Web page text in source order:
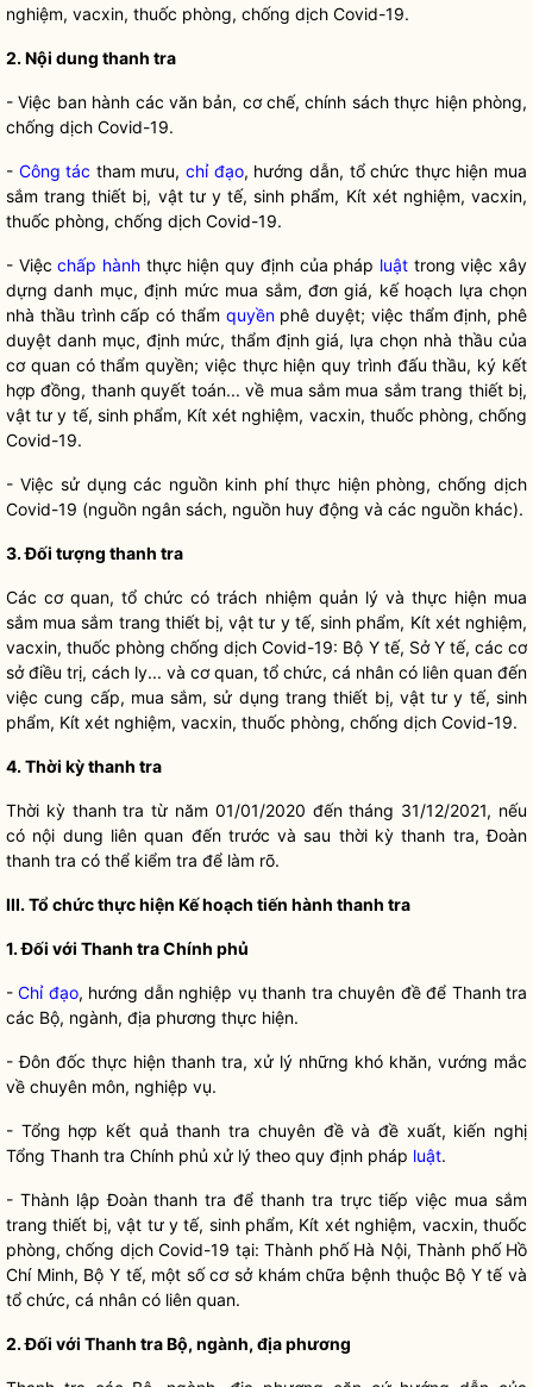
nghiệm, vacxin, thuốc phòng, chống dịch Covid-19.
2. Nội dung thanh tra
- Việc ban hành các văn bản, cơ chế, chính sách thực hiện phòng,
chống dịch Covid-19.
- Công tác tham mưu,chỉ đạo, hướng dẫn, tổ chức thực hiện mua
sắm trang thiết bị, vật tư y tế, sinh phẩm, Kít xét nghiệm, vacxin,
thuốc phòng, chống dịch Covid-19.
- Việcchấp hành thực hiện quy định của pháp luậttrong việc xây
dựng danh mục, định mức mua sắm, đơn giá, kế hoạch lựa chọn
nhà thầu trình cấp có thẩm quyềnphê duyệt; việc thẩm định, phê
duyệt danh mục, định mức, thẩm định giá, lựa chọn nhà thầu của
cơ quan có thẩmquyền; việc thực hiện quy trình đấu thầu, ký kết
hợp đồng, thanh quyết toán... về mua sắm mua sắm trang thiết bị,
vật tư y tế, sinh phẩm, Kít xét nghiệm, vacxin, thuốc phòng, chống
Covid-19.
- Việc sử dụng các nguồn kinh phí thực hiện phòng, chống dịch
Covid-19 (nguồn ngân sách, nguồn huy động và các nguồn khác).
3. Đối tượng thanh tra
Các cơ quan, tổ chức có trách nhiệm quản lý và thực hiện mua
sắm mua sắm trang thiết bị, vật tư y tế, sinh phẩm, Kít xét nghiệm,
vacxin, thuốc phòng chống dịch Covid-19: Bộ Y tế, Sở Y tế, các cơ
sở điều trị, cách ly... và cơ quan, tổ chức, cá nhân có liên quan đến
việc cung cấp, mua sắm, sử dụng trang thiết bị, vật tư y tế, sinh
phẩm, Kít xét nghiệm, vacxin, thuốc phòng, chống dịch Covid-19.
4. Thời kỳ thanh tra
Thời kỳ thanh tra từ năm 01/01/2020 đến tháng 31/12/2021, nếu
có nội dung liên quan đến trước và sau thời kỳ thanh tra, Đoàn
thanh tra có thể kiểm tra để làm rõ.
III. Tổ chức thực hiện Kế hoạch tiến hành thanh tra
1. Đối với Thanh tra Chính phủ
-Chỉ đạo, hướng dẫn nghiệp vụ thanh tra chuyên đề để Thanh tra
các Bộ, ngành, địa phương thực hiện.
- Đôn đốc thực hiện thanh tra, xử lý những khó khăn, vướng mắc
về chuyên môn, nghiệp vụ.
- Tổng hợp kết quả thanh tra chuyên đề và đề xuất, kiến nghị
Tổng Thanh tra Chính phủ xử lý theo quy định pháp luật.
- Thành lập Đoàn thanh tra để thanh tra trực tiếp việc mua sắm
trang thiết bị, vật tư y tế, sinh phẩm, Kít xét nghiệm, vacxin, thuốc
phòng, chống dịch Covid-19 tại: Thành phố Hà Nội, Thành phố Hồ
Chí Minh, Bộ Y tế, một số cơ sở khám chữa bệnh thuộc Bộ Y tế và
tổ chức, cá nhân có liên quan.
2. Đối với Thanh tra Bộ, ngành, địa phương